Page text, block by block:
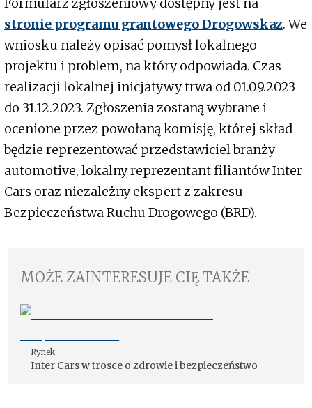
stronie programu grantowego Drogowskaz. We
wniosku należy opisać pomysł lokalnego
projektu i problem, na który odpowiada. Czas
realizacji lokalnej inicjatywy trwa od 01.09.2023
do 31.12.2023. Zgłoszenia zostaną wybrane i
ocenione przez powołaną komisję, której skład
będzie reprezentować przedstawiciel branży
automotive, lokalny reprezentant filiantów Inter
Cars oraz niezależny ekspert z zakresu
Bezpieczeństwa Ruchu Drogowego (BRD).
MOŻE ZAINTERESUJE CIĘ TAKŻE
Rynek
Inter Cars w trosce o zdrowie i bezpieczeństwo